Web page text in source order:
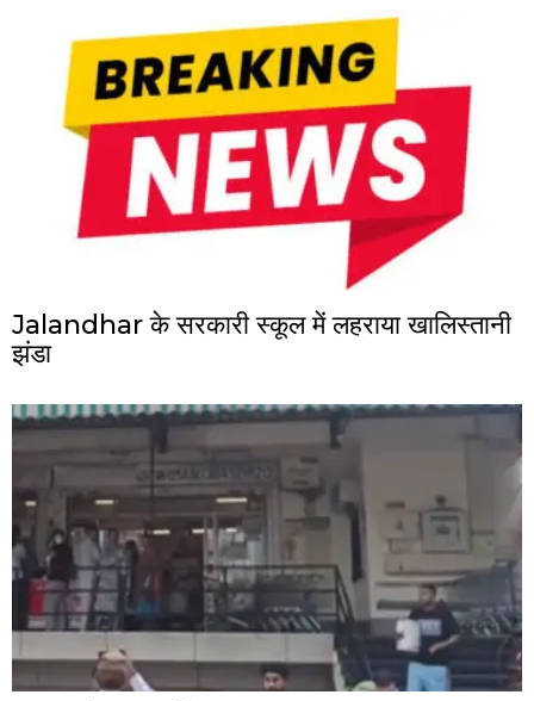
Jalandhar के सरकारी स्कूल में लहराया खालिस्तानी
झंडा